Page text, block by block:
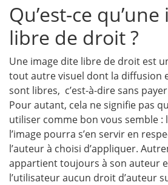
Qu’est-ce
libre de droit ?
Une image dite libre de droit est
tout autre visuel dont la diffusion
sont libres, c’est-à-dire sans
Pour autant, cela ne signifie pas
utiliser comme bon vous semble :
l’image pourra s’en servir en
l’auteur à choisi d’appliquer.
appartient toujours à son auteur
l’utilisateur aucun droit d’auteur